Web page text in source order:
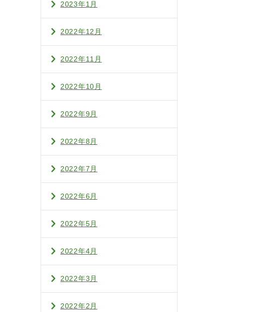
2023年1月
2022年12月
2022年11月
2022年10月
2022年9月
2022年8月
2022年7月
2022年6月
2022年5月
2022年4月
2022年3月
2022年2月